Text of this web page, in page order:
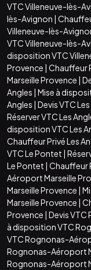
VTC Villeneuve-lès-
lès-Avignon |
Villeneuve-lès-
VTC Villeneuve-lès-
disposition VTC
Provence | Chauffeur
Marseille Provence |
Angles | Mise à
Angles | Devis VTC
Réserver VTC Les
disposition VTC Les
Chauffeur Privé Les
VTC Le Pontet |
Le Pontet | Chauffeur
Aéroport Marseille
Marseille Provence |
Marseille Provence |
Provence | Devis VTC
à disposition VTC
VTC Rognonas-
Rognonas-Aéroport
Rognonas-Aéroport